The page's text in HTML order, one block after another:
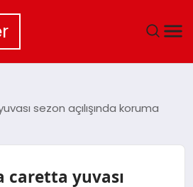
sezon açılışında koruma
yuvası